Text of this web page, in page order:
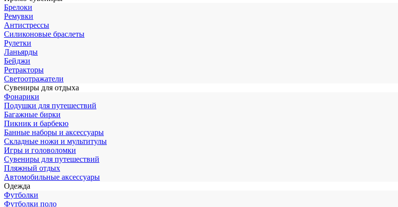
Брелоки
Ремувки
Антистрессы
Силиконовые браслеты
Рулетки
Ланьярды
Бейджи
Ретракторы
Светоотражатели
Сувениры для отдыха
Фонарики
Подушки для путешествий
Багажные бирки
Пикник и барбекю
Банные наборы и аксессуары
Складные ножи и мультитулы
Игры и головоломки
Сувениры для путешествий
Пляжный отдых
Автомобильные аксессуары
Одежда
Футболки
Футболки поло